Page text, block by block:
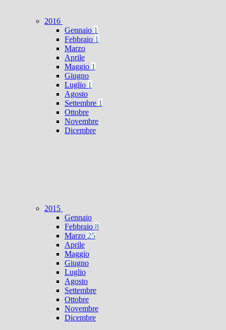
2016
Gennaio 1
Febbraio 1
Marzo
Aprile
Maggio 1
Giugno
Luglio 1
Agosto
Settembre 1
Ottobre
Novembre
Dicembre
2015
Gennaio
Febbraio 8
Marzo 25
Aprile
Maggio
Giugno
Luglio
Agosto
Settembre
Ottobre
Novembre
Dicembre